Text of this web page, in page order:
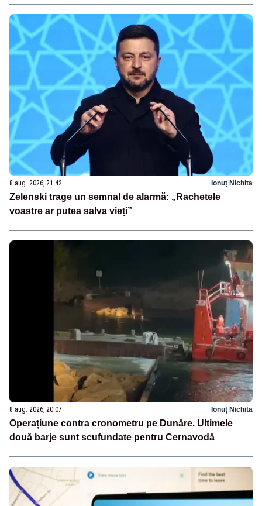
8 aug. 2026, 21:42 Ionuț Nichita
Zelenski trage un semnal de alarmă: „Rachetele
voastre ar putea salva vieți”
8 aug. 2026, 20:07 Ionuț Nichita
Operațiune contra cronometru pe Dunăre. Ultimele
două barje sunt scufundate pentru Cernavodă